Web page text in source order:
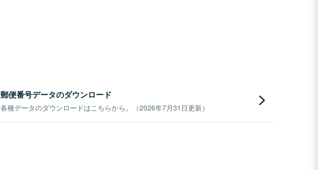
郵便番号データのダウンロード
各種データのダウンロードはこちらから。（2026年7月31日更新）